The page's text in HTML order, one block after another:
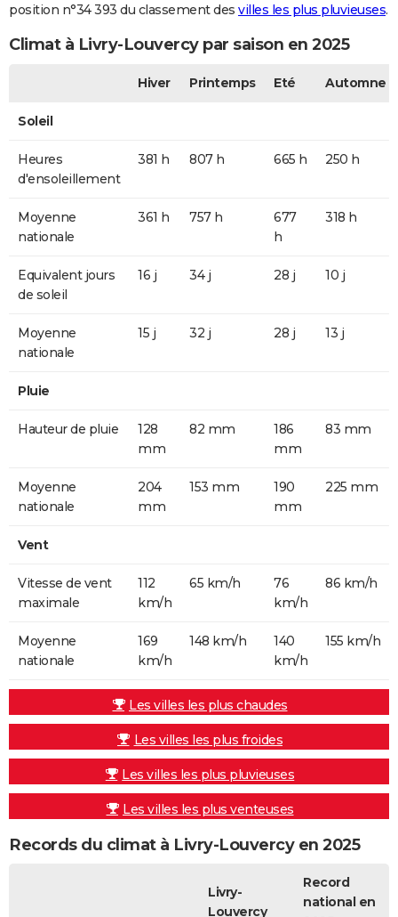
position n°34 393 du classement des villes les plus pluvieuses.
Climat à Livry-Louvercy par saison en 2025
Hiver Printemps Eté Automne
Soleil
Heures
d'ensoleillement
381 h 807 h 665 h 250 h
Moyenne
nationale
361 h 757 h
677
h
318 h
Equivalent jours
de soleil
16 j 34 j 28 j 10 j
Moyenne
nationale
15 j 32 j 28 j 13 j
Pluie
Hauteur de pluie
128
mm
82 mm
186
mm
83 mm
Moyenne
nationale
204
mm
153 mm
190
mm
225 mm
Vent
Vitesse de vent
maximale
112
km/h
65 km/h
76
km/h
86 km/h
Moyenne
nationale
169
km/h
148 km/h
140
km/h
155 km/h
Les villes les plus chaudes
Les villes les plus froides
Les villes les plus pluvieuses
Les villes les plus venteuses
Records du climat à Livry-Louvercy en 2025
Livry-
Louvercy
Record
national en